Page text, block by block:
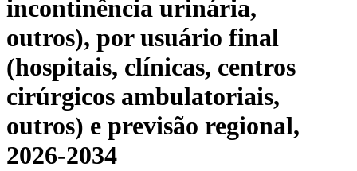
incontinência urinária,
outros), por usuário final
(hospitais, clínicas, centros
cirúrgicos ambulatoriais,
outros) e previsão regional,
2026-2034